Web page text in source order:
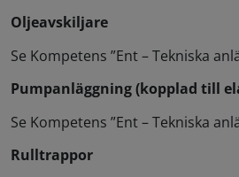
Oljeavskiljare
Se Kompetens ”Ent – Tekniska
Pumpanläggning (kopplad till
Se Kompetens ”Ent – Tekniska
Rulltrappor